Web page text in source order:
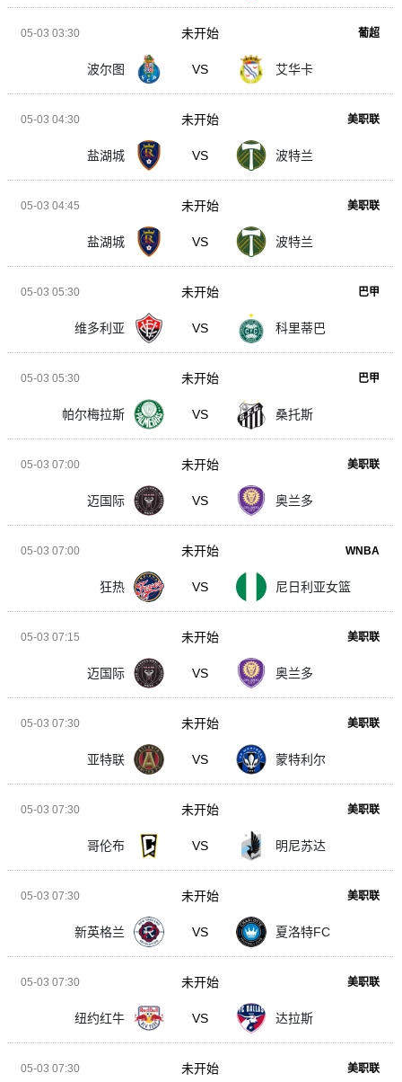
05-03 03:30 葡超
波尔图 VS 艾华卡
未开始
05-03 04:30 美职联
盐湖城 VS 波特兰
未开始
05-03 04:45 美职联
盐湖城 VS 波特兰
未开始
05-03 05:30 巴甲
维多利亚 VS 科里蒂巴
未开始
05-03 05:30 巴甲
帕尔梅拉斯 VS 桑托斯
未开始
05-03 07:00 美职联
迈国际 VS 奥兰多
未开始
05-03 07:00 WNBA
狂热 VS 尼日利亚女篮
未开始
05-03 07:15 美职联
迈国际 VS 奥兰多
未开始
05-03 07:30 美职联
亚特联 VS 蒙特利尔
未开始
05-03 07:30 美职联
哥伦布 VS 明尼苏达
未开始
05-03 07:30 美职联
新英格兰 VS 夏洛特FC
未开始
05-03 07:30 美职联
纽约红牛 VS 达拉斯
未开始
05-03 07:30 美职联
未开始